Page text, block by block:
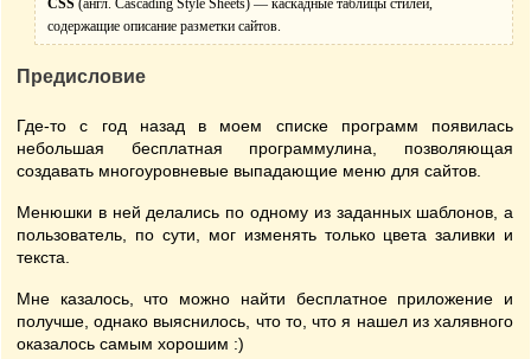
CSS(англ. Cascading Style Sheets) — каскадные таблицы стилей,
содержащие описание разметки сайтов.
Предисловие
Где-то с год назад в моем списке программ появилась
небольшая бесплатная программулина, позволяющая
создавать многоуровневые выпадающие меню для сайтов.
Менюшки в ней делались по одному из заданных шаблонов, а
пользователь, по сути, мог изменять только цвета заливки и
текста.
Мне казалось, что можно найти бесплатное приложение и
получше, однако выяснилось, что то, что я нашел из халявного
оказалось самым хорошим :)